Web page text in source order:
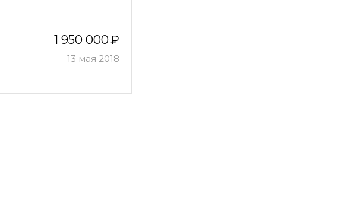
1 950 000
13 мая 2018